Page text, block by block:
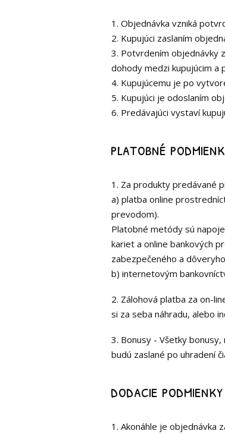
1. Objednávka vzniká
2. Kupujúci zaslaním
3. Potvrdením objednávky
dohody medzi kupujúcim a
4. Kupujúcemu je po
5. Kupujúci je odoslaním
6. Predávajúci vystaví
platobné
1. Za produkty predávané
a) platba online
prevodom).
Platobné metódy sú
kariet a online bankových
zabezpečeného a
b) internetovým
2. Zálohová platba za on-
si za seba náhradu, alebo
3. Bonusy - Všetky
budú zaslané po uhradení
dodacie podmienky
1. Akonáhle je objednávka